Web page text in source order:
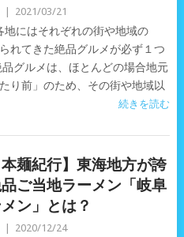
2021/03/21
地にはそれぞれの街や地域の
れてきた絶品グルメが必ず１つ
グルメは、ほとんどの場合地元
り前」のため、その街や地域以
続きを読む
本麺紀行】東海地方が誇
ご当地ラーメン「岐阜
ン」とは？
2020/12/24